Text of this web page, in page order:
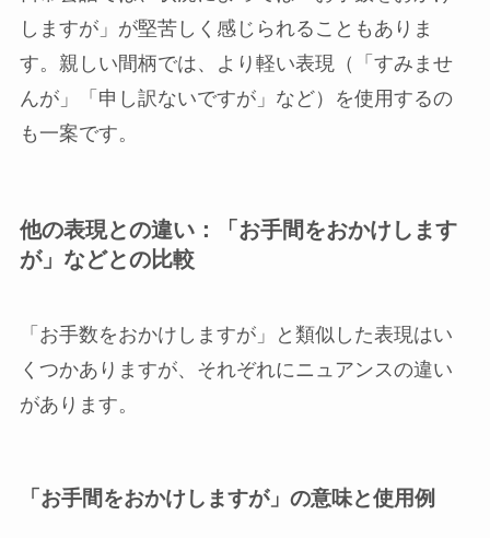
しますが」が堅苦しく感じられることもありま
す。親しい間柄では、より軽い表現（「すみませ
んが」「申し訳ないですが」など）を使用するの
も一案です。
他の表現との違い：「お手間をおかけします
が」などとの比較
「お手数をおかけしますが」と類似した表現はい
くつかありますが、それぞれにニュアンスの違い
があります。
「お手間をおかけしますが」の意味と使用例